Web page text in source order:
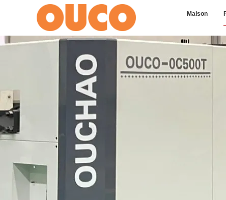
Maison